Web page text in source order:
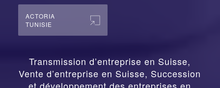
ACTORIA
TUNISIE
Transmission d’entreprise en Suisse,
Vente d’entreprise en Suisse, Succession